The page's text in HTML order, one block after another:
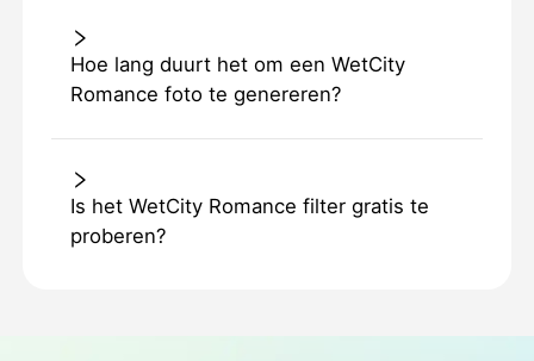
Hoe lang duurt het om een WetCity
Romance foto te genereren?
Is het WetCity Romance filter gratis te
proberen?